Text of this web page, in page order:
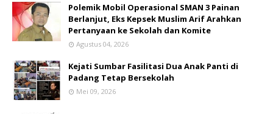
Polemik Mobil Operasional SMAN 3 Painan
Berlanjut, Eks Kepsek Muslim Arif Arahkan
Pertanyaan ke Sekolah dan Komite
Agustus 04, 2026
Kejati Sumbar Fasilitasi Dua Anak Panti di
Padang Tetap Bersekolah
Mei 09, 2026